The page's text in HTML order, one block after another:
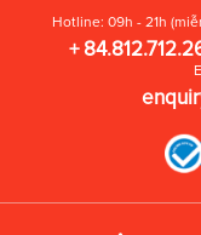
Hotline: 09h - 21h
+